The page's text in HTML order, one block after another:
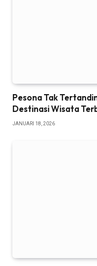
Pesona Tak
Destinasi Wisata
JANUARI 18, 2026